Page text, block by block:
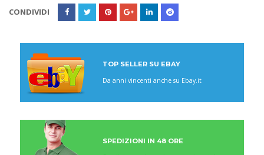
CONDIVIDI
TOP SELLER SU EBAY
Da anni vincenti anche su Ebay.it
SPEDIZIONI IN 48 ORE